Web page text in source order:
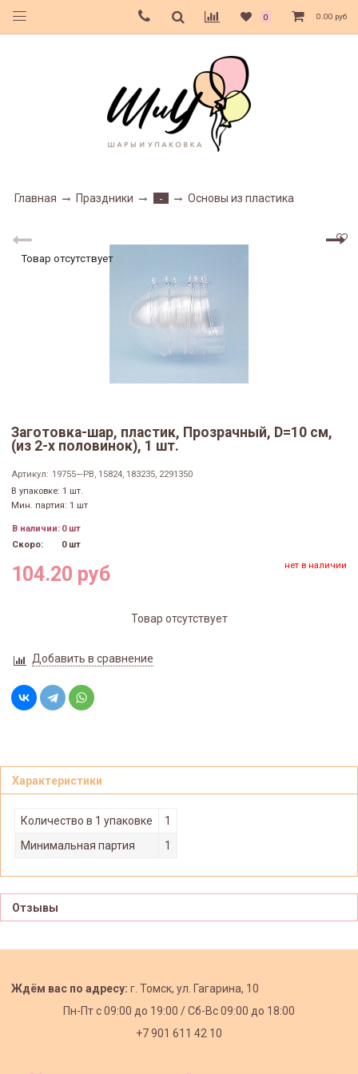
0 0.00 руб
Главная Праздники - Основы из пластика
Товар отсутствует
Заготовка-шар, пластик, Прозрачный, D=10 см,
(из 2-х половинок), 1 шт.
Артикул: 19755—PB, 15824, 183235, 2291350
В упаковке: 1 шт.
Мин. партия: 1 шт
В наличии: 0 шт
Скоро:
0 шт
104.20 руб нет в наличии
Товар отсутствует
Добавить в сравнение
Характеристики
Количество в 1 упаковке
1
Минимальная партия
1
Отзывы
Ждём вас по адресу: г. Томск, ул. Гагарина, 10
Пн-Пт с09:00 до 19:00 /Сб-Вс 09:00 до 18:00
+7 901 611 42 10